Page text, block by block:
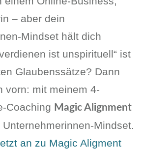
– aber dein
Mindset hält dich
ist unspirituell“ ist
Glaubenssätze? Dann
vorn: mit meinem 4-
Coaching Magic Alignment
Mindset.
an zu Magic Aligment